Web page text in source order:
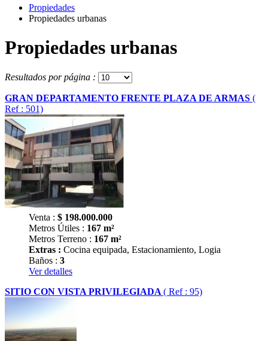
Propiedades
Propiedades urbanas
Propiedades urbanas
Resultados por página :
GRAN DEPARTAMENTO FRENTE PLAZA DE ARMAS (
Ref : 501)
Venta : $ 198.000.000
Metros Útiles : 167 m²
Metros Terreno : 167 m²
Extras : Cocina equipada, Estacionamiento, Logia
Baños : 3
Ver detalles
SITIO CON VISTA PRIVILEGIADA ( Ref : 95)